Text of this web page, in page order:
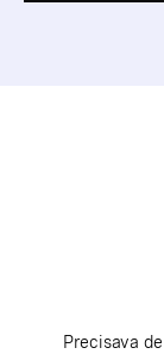
Precisava